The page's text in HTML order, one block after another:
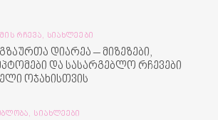
ᲠᲩᲔᲕᲐ, ᲡᲘᲐᲮᲚᲔᲔᲑᲘ
დიარეა – მიზეზები,
და სასარგებლო რჩევები
ოჯახისთვის
ᲡᲘᲐᲮᲚᲔᲔᲑᲘ